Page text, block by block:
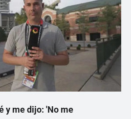
y me dijo: 'No me